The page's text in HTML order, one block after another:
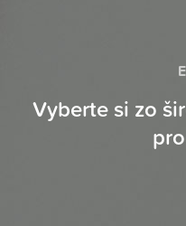
Vyberte si zo